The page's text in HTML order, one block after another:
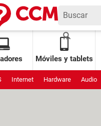
Móviles y tablets
Internet Hardware Audio